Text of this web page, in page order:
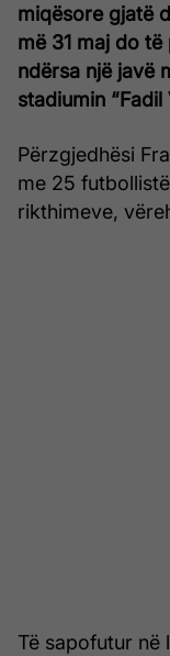
miqësore gjatë
më 31 maj do
ndërsa një javë
stadiumin “Fadil
Përzgjedhësi
me 25
rikthimeve,
Të sapofutur në